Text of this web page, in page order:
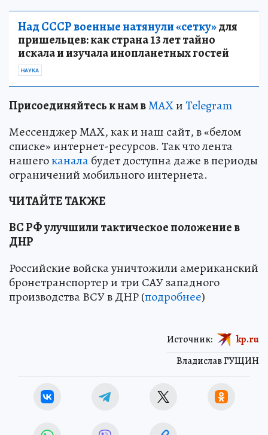
Над СССР военные натянули «сетку»для
пришельцев: как страна 13 лет тайно
искала и изучала инопланетных гостей
НАУКА
Присоединяйтесь к нам вMAXиTelegram
Мессенджер MAX, как и наш сайт, в «белом
списке» интернет-ресурсов. Так что лента
нашегоканалабудет доступна даже в периоды
ограничений мобильного интернета.
ЧИТАЙТЕ ТАКЖЕ
ВС РФ улучшили тактическое положение в
ДНР
Российские войска уничтожили американский
бронетранспортер и три САУ западного
производства ВСУ в ДНР (подробнее)
Владислав ГУЩИН
Источник: kp.ru